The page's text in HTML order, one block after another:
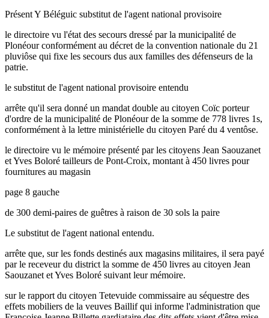
Présent Y Béléguic substitut de l'agent national provisoire
le directoire vu l'état des secours dressé par la municipalité de
Plonéour conformément au décret de la convention nationale du 21
pluviôse qui fixe les secours dus aux familles des défenseurs de la
patrie.
le substitut de l'agent national provisoire entendu
arrête qu'il sera donné un mandat double au citoyen Coïc porteur
d'ordre de la municipalité de Plonéour de la somme de 778 livres 1s,
conformément à la lettre ministérielle du citoyen Paré du 4 ventôse.
le directoire vu le mémoire présenté par les citoyens Jean Saouzanet
et Yves Boloré tailleurs de Pont-Croix, montant à 450 livres pour
fournitures au magasin
page 8 gauche
de 300 demi-paires de guêtres à raison de 30 sols la paire
Le substitut de l'agent national entendu.
arrête que, sur les fonds destinés aux magasins militaires, il sera payé
par le receveur du district la somme de 450 livres au citoyen Jean
Saouzanet et Yves Boloré suivant leur mémoire.
sur le rapport du citoyen Tetevuide commissaire au séquestre des
effets mobiliers de la veuves Baillif qui informe l'administration que